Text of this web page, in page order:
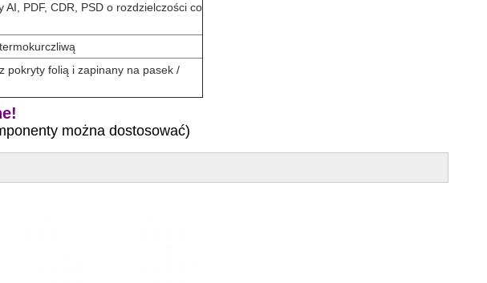
PDF, CDR, PSD o rozdzielczości co
pokryty folią i zapinany na pasek /
można dostosować)